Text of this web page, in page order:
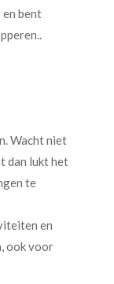
en bent
Wacht niet
dan lukt het
te
en
ook voor